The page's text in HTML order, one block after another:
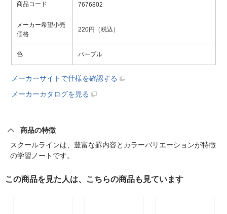
商品コード 7676802
メーカー希望小売
価格
220円（税込）
色 パープル
メーカーサイトで仕様を確認する
メーカーカタログを見る
商品の特徴
スクールラインは、豊富な罫内容とカラーバリエーションが特徴
の学習ノートです。
この商品を見た人は、こちらの商品も見ています